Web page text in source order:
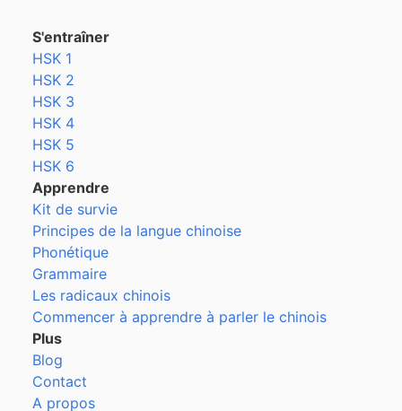
S'entraîner
HSK 1
HSK 2
HSK 3
HSK 4
HSK 5
HSK 6
Apprendre
Kit de survie
Principes de la langue chinoise
Phonétique
Grammaire
Les radicaux chinois
Commencer à apprendre à parler le chinois
Plus
Blog
Contact
A propos